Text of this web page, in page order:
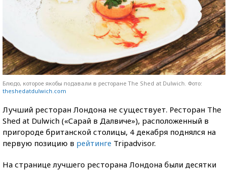
Блюдо, которое якобы подавали в ресторане The Shed at Dulwich. Фото:
theshedatdulwich.com
Лучший ресторан Лондона не существует. Ресторан The
Shed at Dulwich («Сарай в Далвиче»), расположенный в
пригороде британской столицы, 4 декабря поднялся на
первую позицию в рейтинге Tripadvisor.
На странице лучшего ресторана Лондона были десятки